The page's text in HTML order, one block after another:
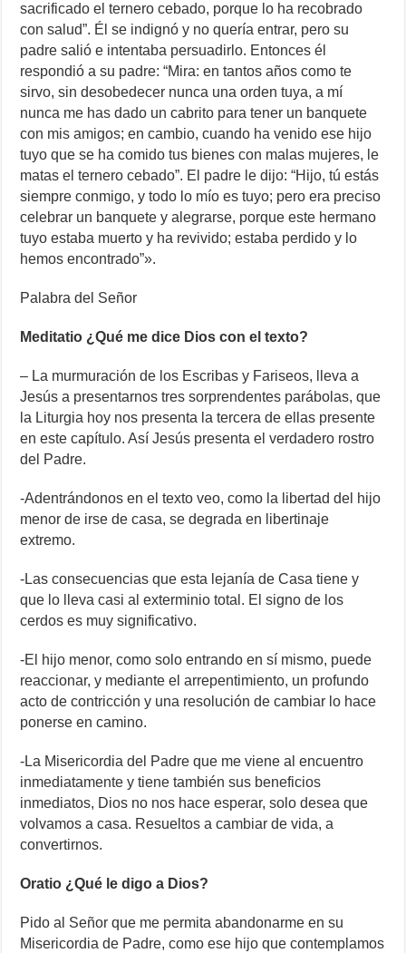
sacrificado el ternero cebado, porque lo ha recobrado
con salud”. Él se indignó y no quería entrar, pero su
padre salió e intentaba persuadirlo. Entonces él
respondió a su padre: “Mira: en tantos años como te
sirvo, sin desobedecer nunca una orden tuya, a mí
nunca me has dado un cabrito para tener un banquete
con mis amigos; en cambio, cuando ha venido ese hijo
tuyo que se ha comido tus bienes con malas mujeres, le
matas el ternero cebado”. El padre le dijo: “Hijo, tú estás
siempre conmigo, y todo lo mío es tuyo; pero era preciso
celebrar un banquete y alegrarse, porque este hermano
tuyo estaba muerto y ha revivido; estaba perdido y lo
hemos encontrado”».
Palabra del Señor
Meditatio ¿Qué me dice Dios con el texto?
– La murmuración de los Escribas y Fariseos, lleva a
Jesús a presentarnos tres sorprendentes parábolas, que
la Liturgia hoy nos presenta la tercera de ellas presente
en este capítulo. Así Jesús presenta el verdadero rostro
del Padre.
-Adentrándonos en el texto veo, como la libertad del hijo
menor de irse de casa, se degrada en libertinaje
extremo.
-Las consecuencias que esta lejanía de Casa tiene y
que lo lleva casi al exterminio total. El signo de los
cerdos es muy significativo.
-El hijo menor, como solo entrando en sí mismo, puede
reaccionar, y mediante el arrepentimiento, un profundo
acto de contricción y una resolución de cambiar lo hace
ponerse en camino.
-La Misericordia del Padre que me viene al encuentro
inmediatamente y tiene también sus beneficios
inmediatos, Dios no nos hace esperar, solo desea que
volvamos a casa. Resueltos a cambiar de vida, a
convertirnos.
Oratio ¿Qué le digo a Dios?
Pido al Señor que me permita abandonarme en su
Misericordia de Padre, como ese hijo que contemplamos